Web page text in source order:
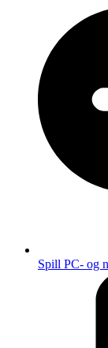
Spill PC- og